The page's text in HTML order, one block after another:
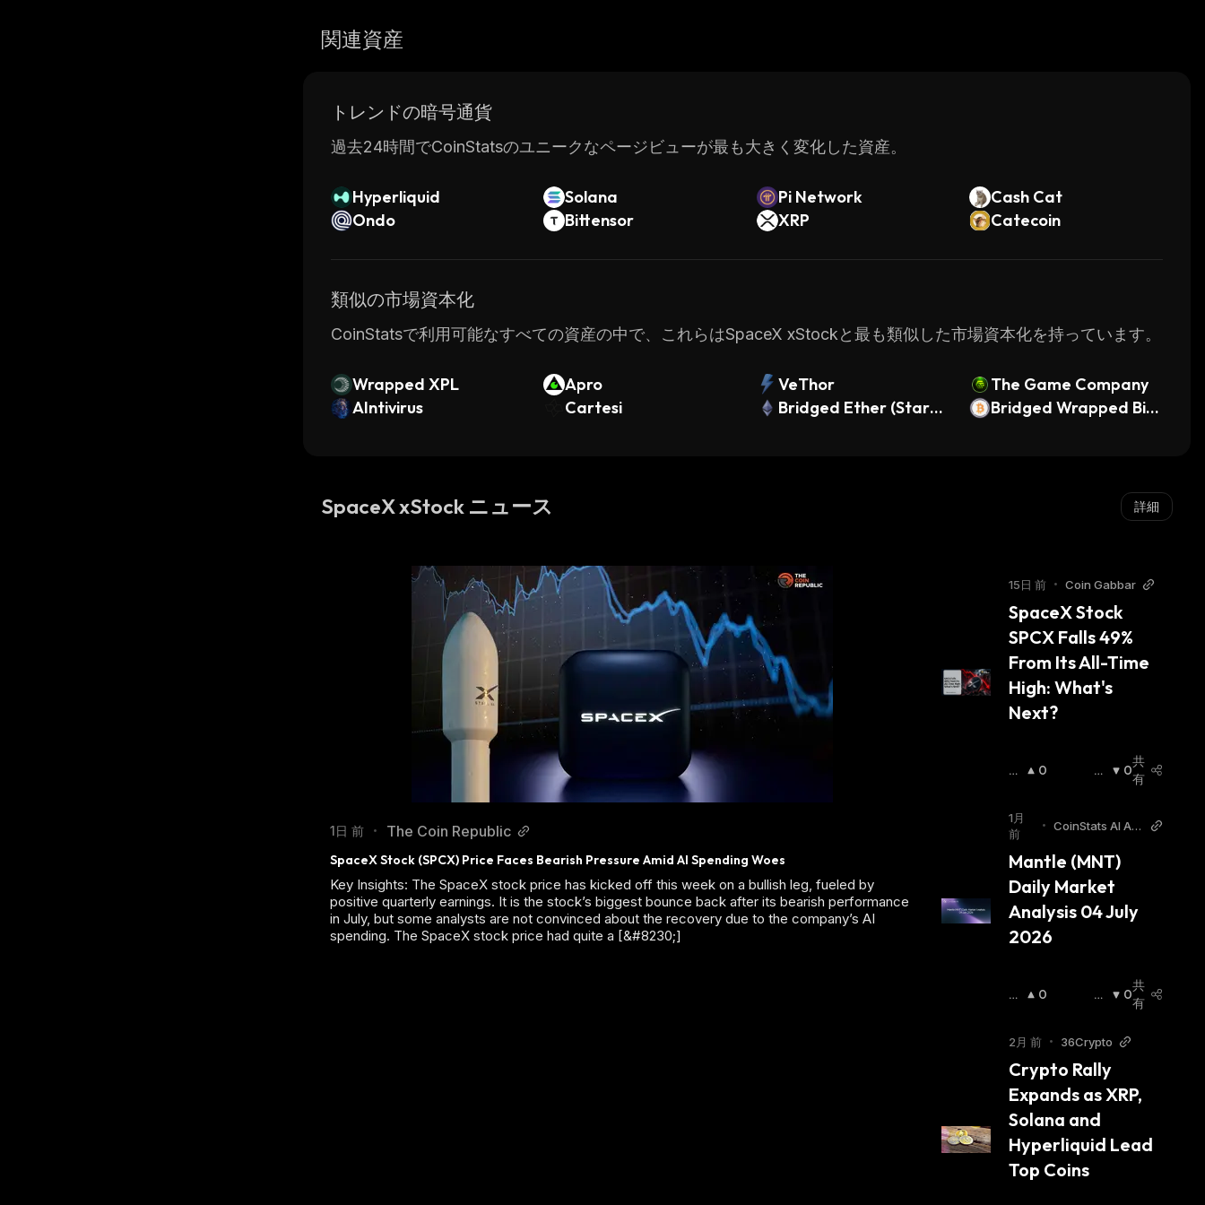
関連資産
トレンドの暗号通貨
過去24時間でCoinStatsのユニークなページビューが最も大きく変化した資産。
Hyperliquid Solana Pi Network
Cash Cat
Ondo
Bittensor XRP Catecoin
類似の市場資本化
CoinStatsで利用可能なすべての資産の中で、これらはSpaceX xStockと最も類似した市場資本化を持っています。
Wrapped XPL Apro VeThor
The Game Company
AIntivirus
Cartesi
Bridged Ether (Stark
Bridged Wrapped Bitc
SpaceX xStock ニュース 詳細
1日 前 • The Coin Republic
SpaceX Stock (SPCX) Price Faces Bearish Pressure Amid AI Spending Woes
Key Insights: The SpaceX stock price has kicked off this week on a bullish leg, fueled by
positive quarterly earnings. It is the stock’s biggest bounce back after its bearish performance
in July, but some analysts are not convinced about the recovery due to the company’s AI
spending. The SpaceX stock price had quite a [&#8230;]
15日 前 • Coin Gabbar
SpaceX Stock
SPCX Falls 49%
From Its All-Time
High: What's
Next?
強
場:
0
弱
場
0
共
有
1月
前
• CoinStats AI Arti
Mantle (MNT)
Daily Market
Analysis 04 July
2026
強
場:
0
弱
場:
0
共
有
2月 前 • 36Crypto
Crypto Rally
Expands as XRP,
Solana and
Hyperliquid Lead
Top Coins